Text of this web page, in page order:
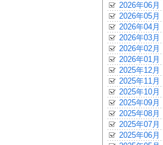
2026年06月
2026年05月
2026年04月
2026年03月
2026年02月
2026年01月
2025年12月
2025年11月
2025年10月
2025年09月
2025年08月
2025年07月
2025年06月